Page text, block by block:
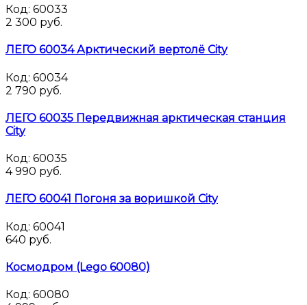
Код: 60033
2 300 руб.
ЛЕГО 60034 Арктический вертолё City
Код: 60034
2 790 руб.
ЛЕГО 60035 Передвижная арктическая станция
City
Код: 60035
4 990 руб.
ЛЕГО 60041 Погоня за воришкой City
Код: 60041
640 руб.
Космодром (Lego 60080)
Код: 60080